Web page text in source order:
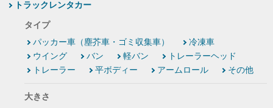
トラックレンタカー
タイプ
パッカー車（塵芥車・ゴミ収集車）
冷凍車
ウイング
バン 軽バン
トレーラーヘッド
トレーラー
平ボディー アームロール その他
大きさ